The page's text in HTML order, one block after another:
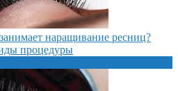
наращивание ресниц?
процедуры